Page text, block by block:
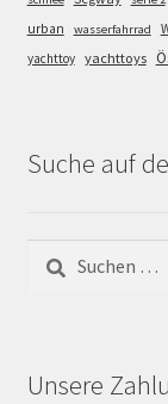
urban wasserfahrrad
yachttoy yachttoys
Suche auf
Suchen
nach:
Unsere